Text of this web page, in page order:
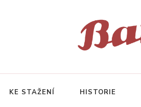
KE STAŽENÍ HISTORIE